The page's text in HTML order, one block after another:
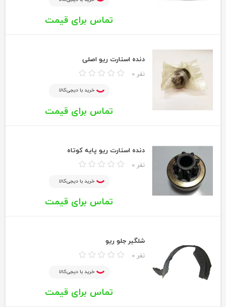
تماس برای قیمت
دنده استارت ریو اصلی
0 نفر
خرید با دیجی‌کالا
تماس برای قیمت
دنده استارت ریو پایه کوتاه
0 نفر
خرید با دیجی‌کالا
تماس برای قیمت
شلگیر جلو ریو
0 نفر
خرید با دیجی‌کالا
تماس برای قیمت